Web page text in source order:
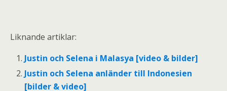
Liknande artiklar:
Justin och Selena i Malasya [video & bilder]
Justin och Selena anländer till Indonesien
[bilder & video]